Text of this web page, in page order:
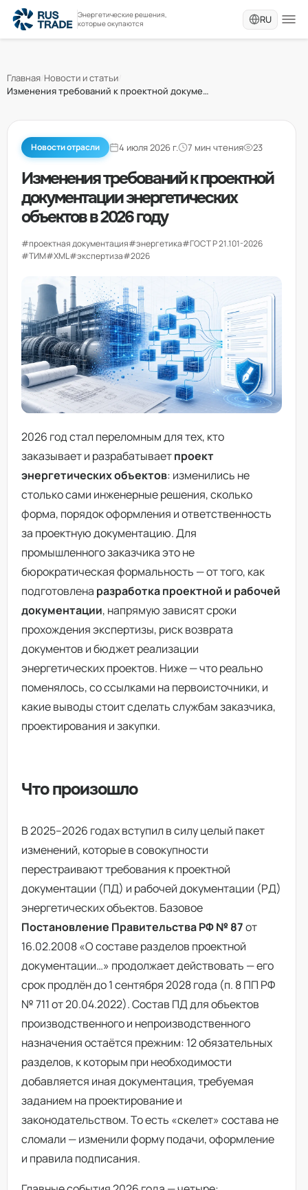
Энергетические решения,
которые окупаются
RU
Главная Новости и статьи
Изменения требований к проектной документации энергетических объектов в 2026 году
Новости отрасли 4 июля 2026 г. 7 мин чтения 23
Изменения требований к проектной
документации энергетических
объектов в 2026 году
#проектная документация#энергетика#ГОСТ Р 21.101-2026
#ТИМ#XML#экспертиза#2026
2026 год стал переломным для тех, кто
заказывает и разрабатываетпроект
энергетических объектов: изменились не
столько сами инженерные решения, сколько
форма, порядок оформления и ответственность
за проектную документацию. Для
промышленного заказчика это не
бюрократическая формальность — от того, как
подготовлена разработка проектной и рабочей
документации, напрямую зависят сроки
прохождения экспертизы, риск возврата
документов и бюджет реализации
энергетических проектов. Ниже — что реально
поменялось, со ссылками на первоисточники, и
какие выводы стоит сделать службам заказчика,
проектирования и закупки.
Что произошло
В 2025–2026 годах вступил в силу целый пакет
изменений, которые в совокупности
перестраивают требования к проектной
документации (ПД) и рабочей документации (РД)
энергетических объектов. Базовое
Постановление Правительства РФ № 87от
16.02.2008 «О составе разделов проектной
документации…» продолжает действовать — его
срок продлён до 1 сентября 2028 года (п. 8 ПП РФ
№ 711 от 20.04.2022). Состав ПД для объектов
производственного и непроизводственного
назначения остаётся прежним: 12 обязательных
разделов, к которым при необходимости
добавляется иная документация, требуемая
заданием на проектирование и
законодательством. То есть «скелет» состава не
сломали — изменили форму подачи, оформление
и правила подписания.